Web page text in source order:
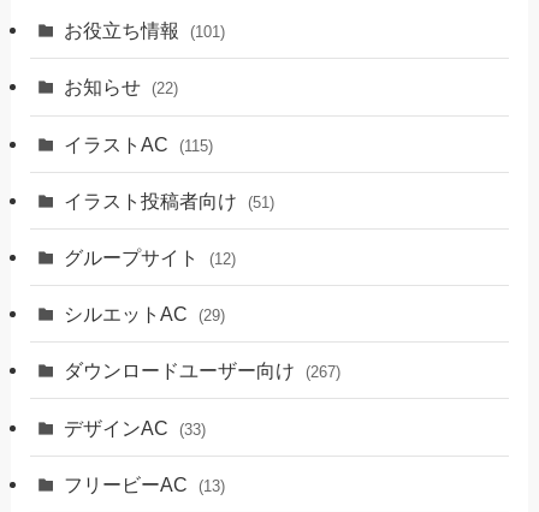
お役立ち情報 (101)
お知らせ (22)
イラストAC (115)
イラスト投稿者向け (51)
グループサイト (12)
シルエットAC (29)
ダウンロードユーザー向け (267)
デザインAC (33)
フリービーAC (13)